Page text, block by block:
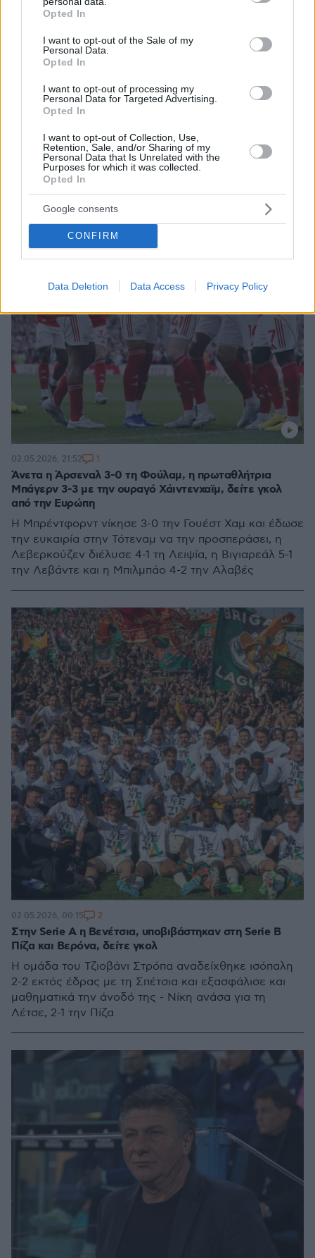
grant or deny consent to Google and its third-party tags to
use your data for below specified purposes in below Google
consent section.
Opted In
I want to opt-out of the Sale of my
Personal Data.
Opted In
I want to opt-out of processing my
Personal Data for Targeted Advertising.
Opted In
I want to opt-out of Collection, Use,
Retention, Sale, and/or Sharing of my
Personal Data that Is Unrelated with the
Purposes for which it was collected.
Opted In
Google consents
CONFIRM
Data Deletion Data Access Privacy Policy
Διπλό παραμονής για την Τότεναμ, 2-1 την Άστον Βίλα,
πήρε το ντέρμπι η Γιουνάιτεντ 3-2 τη Λίβερπουλ, δείτε
γκολ από την Ευρώπη
Η Μπόρνμουθ 3-0 την Κρίσταλ Πάλας, η Γκλάντμπαχ
1-0 τη Ντόρτμουντ, η Σασουόλο 2-0 τη Μίλαν και η
Μπέτις 3-0 την Οβιέδο
03.05.2026, 22:55
Άνετα η Άρσεναλ 3-0 τη Φούλαμ, η πρωταθλήτρια
Μπάγερν 3-3 με την ουραγό Χάιντενχαϊμ, δείτε γκολ
από την Ευρώπη
Η Μπρέντφορντ νίκησε 3-0 την Γουέστ Χαμ και έδωσε
την ευκαιρία στην Τότεναμ να την προσπεράσει, η
Λεβερκούζεν διέλυσε 4-1 τη Λειψία, η Βιγιαρεάλ 5-1
την Λεβάντε και η Μπιλμπάο 4-2 την Αλαβές
02.05.2026, 21:52 1
Στην Serie A η Βενέτσια, υποβιβάστηκαν στη Serie B
Πίζα και Βερόνα, δείτε γκολ
H ομάδα του Τζιοβάνι Στρόπα αναδείχθηκε ισόπαλη
2-2 εκτός έδρας με τη Σπέτσια και εξασφάλισε και
μαθηματικά την άνοδό της - Νίκη ανάσα για τη
Λέτσε, 2-1 την Πίζα
02.05.2026, 00:15 2